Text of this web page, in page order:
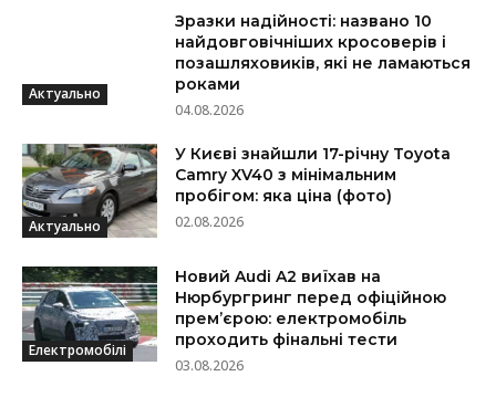
Актуально
Зразки надійності: названо 10
найдовговічніших кросоверів і
позашляховиків, які не ламаються
роками
04.08.2026
Актуально
У Києві знайшли 17-річну Toyota
Camry XV40 з мінімальним
пробігом: яка ціна (фото)
02.08.2026
Електромобілі
Новий Audi A2 виїхав на
Нюрбургринг перед офіційною
прем’єрою: електромобіль
проходить фінальні тести
03.08.2026